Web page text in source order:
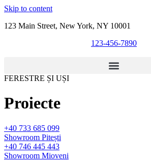
Skip to content
123 Main Street, New York, NY 10001
123-456-7890
FERESTRE ȘI UȘI
Proiecte
+40 733 685 099
Showroom Pitești
+40 746 445 443
Showroom Mioveni